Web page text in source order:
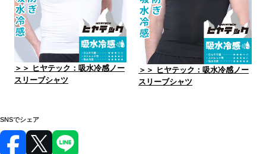
＞＞ ヒヤテック：吸水冷感ノー
スリーブシャツ
＞＞ ヒヤテック：吸水冷感ノー
スリーブシャツ
SNSでシェア